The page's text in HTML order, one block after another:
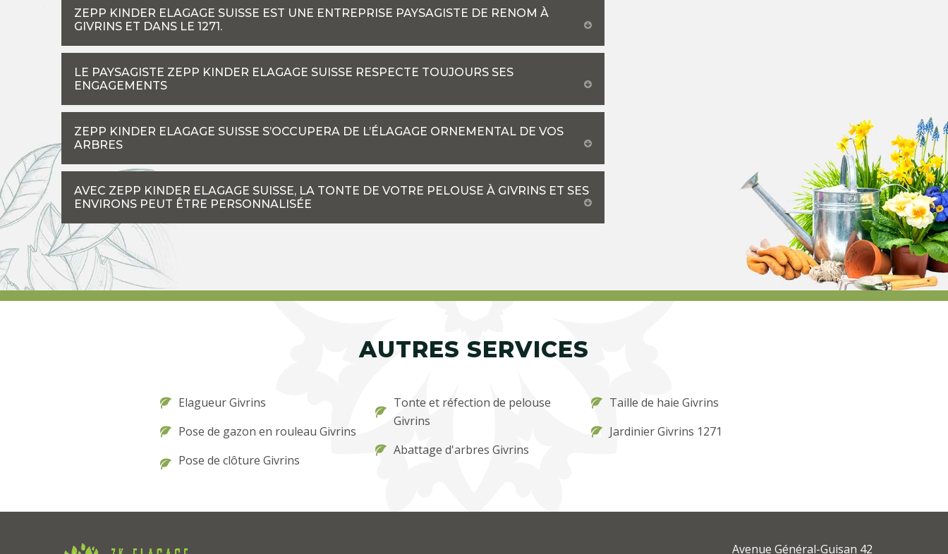
ZEPP KINDER ELAGAGE SUISSE EST UNE ENTREPRISE PAYSAGISTE DE RENOM À
GIVRINS ET DANS LE 1271.
LE PAYSAGISTE ZEPP KINDER ELAGAGE SUISSE RESPECTE TOUJOURS SES
ENGAGEMENTS
ZEPP KINDER ELAGAGE SUISSE S’OCCUPERA DE L’ÉLAGAGE ORNEMENTAL DE VOS
ARBRES
AVEC ZEPP KINDER ELAGAGE SUISSE, LA TONTE DE VOTRE PELOUSE À GIVRINS ET SES
ENVIRONS PEUT ÊTRE PERSONNALISÉE
AUTRES SERVICES
Elagueur Givrins
Pose de gazon en rouleau Givrins
Pose de clôture Givrins
Tonte et réfection de pelouse
Givrins
Abattage d'arbres Givrins
Taille de haie Givrins
Jardinier Givrins 1271
Avenue Général-Guisan 42